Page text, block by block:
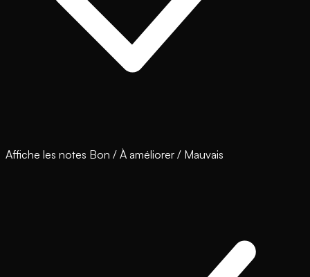
Affiche les notes Bon / À améliorer / Mauvais